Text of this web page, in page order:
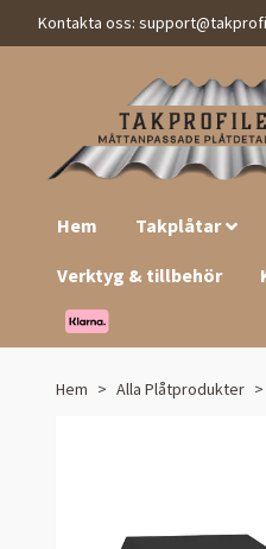
Kontakta oss:
Hem Takplåtar
Verktyg & tillbehör
Hem Alla Plåtprodukter